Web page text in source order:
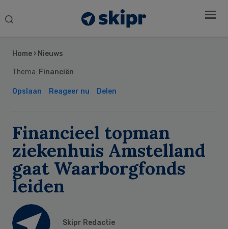
Search
Home › Nieuws
Thema: Financiën
Opslaan Reageer nu Delen
Financieel topman
ziekenhuis Amstelland
gaat Waarborgfonds
leiden
Skipr Redactie
Sidebar